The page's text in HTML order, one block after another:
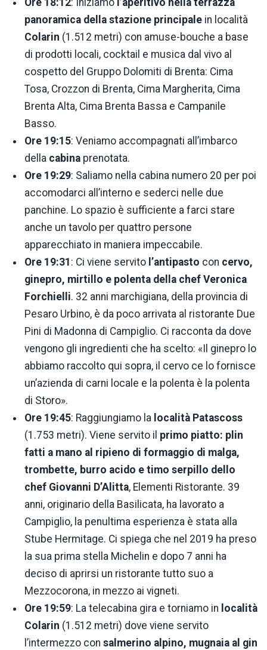
Ore 18:12: Iniziamo l’aperitivo nella terrazza
panoramica della stazione principale in località
Colarin (1.512 metri) con amuse-bouche a base
di prodotti locali, cocktail e musica dal vivo al
cospetto del Gruppo Dolomiti di Brenta: Cima
Tosa, Crozzon di Brenta, Cima Margherita, Cima
Brenta Alta, Cima Brenta Bassa e Campanile
Basso.
Ore 19:15: Veniamo accompagnati all’imbarco
della cabina prenotata.
Ore 19:29: Saliamo nella cabina numero 20 per poi
accomodarci all’interno e sederci nelle due
panchine. Lo spazio è sufficiente a farci stare
anche un tavolo per quattro persone
apparecchiato in maniera impeccabile.
Ore 19:31 : Ci viene servito l’antipasto con cervo,
ginepro, mirtillo e polenta della chef Veronica
Forchielli. 32 anni marchigiana, della provincia di
Pesaro Urbino, è da poco arrivata al ristorante Due
Pini di Madonna di Campiglio. Ci racconta da dove
vengono gli ingredienti che ha scelto: «Il ginepro lo
abbiamo raccolto qui sopra, il cervo ce lo fornisce
un’azienda di carni locale e la polenta è la polenta
di Storo».
Ore 19:45: Raggiungiamo la località Patascoss
(1.753 metri). Viene servito il primo piatto: plin
fatti a mano al ripieno di formaggio di malga,
trombette, burro acido e timo serpillo dello
chef Giovanni D’Alitta, Elementi Ristorante. 39
anni, originario della Basilicata, ha lavorato a
Campiglio, la penultima esperienza è stata alla
Stube Hermitage. Ci spiega che nel 2019 ha preso
la sua prima stella Michelin e dopo 7 anni ha
deciso di aprirsi un ristorante tutto suo a
Mezzocorona, in mezzo ai vigneti.
Ore 19:59: La telecabina gira e torniamo in località
Colarin (1.512 metri) dove viene servito
l’intermezzo consalmerino alpino, mugnaia al gin